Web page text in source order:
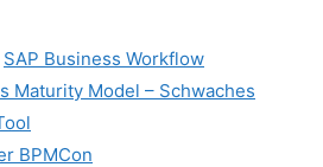
SAP Business Workflow
Maturity Model – Schwaches
BPMCon